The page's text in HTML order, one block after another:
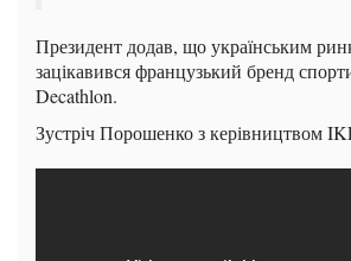
Президент додав, що українським
зацікавився французький бренд
Decathlon.
Зустріч Порошенко з керівництвом